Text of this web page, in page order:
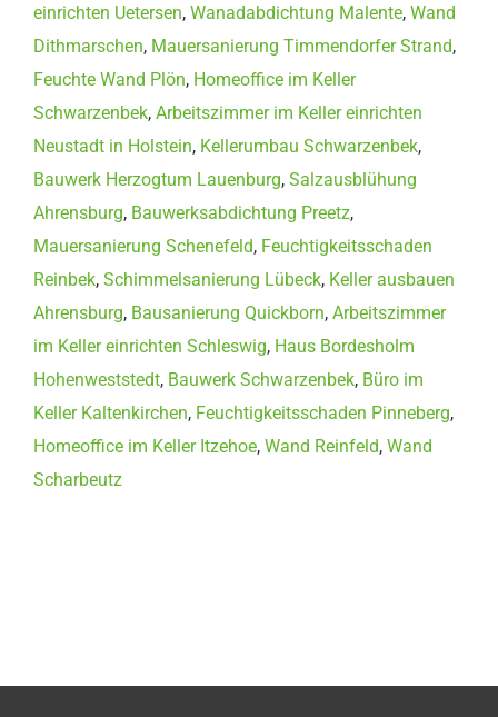
einrichten Uetersen, Wanadabdichtung Malente, Wand
Dithmarschen, Mauersanierung Timmendorfer Strand,
Feuchte Wand Plön, Homeoffice im Keller
Schwarzenbek, Arbeitszimmer im Keller einrichten
Neustadt in Holstein, Kellerumbau Schwarzenbek,
Bauwerk Herzogtum Lauenburg, Salzausblühung
Ahrensburg, Bauwerksabdichtung Preetz,
Mauersanierung Schenefeld, Feuchtigkeitsschaden
Reinbek, Schimmelsanierung Lübeck, Keller ausbauen
Ahrensburg, Bausanierung Quickborn, Arbeitszimmer
im Keller einrichten Schleswig, Haus Bordesholm
Hohenweststedt, Bauwerk Schwarzenbek, Büro im
Keller Kaltenkirchen, Feuchtigkeitsschaden Pinneberg,
Homeoffice im Keller Itzehoe, Wand Reinfeld, Wand
Scharbeutz